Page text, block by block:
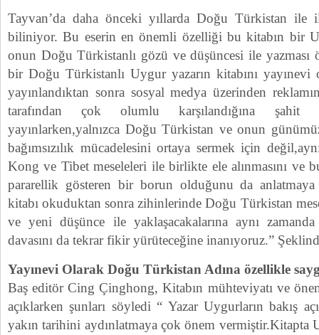
Tayvan’da daha önceki yıllarda Doğu Türkistan ile
biliniyor. Bu eserin en önemli özelliği bu kitabın bir
onun Doğu Türkistanlı gözü ve düşüncesi ile yazması
bir Doğu Türkistanlı Uygur yazarın kitabını
yayınlandıktan sonra sosyal medya üzerinden
tarafından çok olumlu karşılandığına
yayınlarken,yalnızca Doğu Türkistan ve onun
bağımsızılık mücadelesini ortaya sermek için
Kong ve Tibet meseleleri ile birlikte ele alınmasını ve
pararellik gösteren bir borun olduğunu da anlatmaya
kitabı okuduktan sonra zihinlerinde Doğu Türkistan
ve yeni düşünce ile yaklaşacakalarına aynı zamanda
davasını da tekrar fikir yürüteceğine inanıyoruz.”
Yayınevi Olarak Doğu Türkistan Adına özellikle
Baş editör Cing Çinghong, Kitabın mühteviyatı ve
açıklarken şunları söyledi “ Yazar Uygurların bakış
yakın tarihini aydınlatmaya çok önem vermiştir.Kitapta